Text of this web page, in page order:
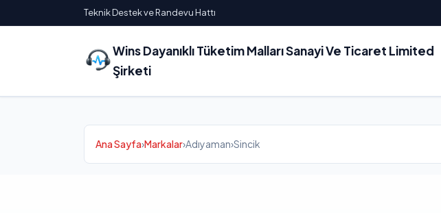
Teknik Destek ve Randevu Hattı
Wins Dayanıklı Tüketim Malları Sanayi Ve Ticaret Limited
Şirketi
Ana Sayfa›Markalar›Adıyaman›Sincik